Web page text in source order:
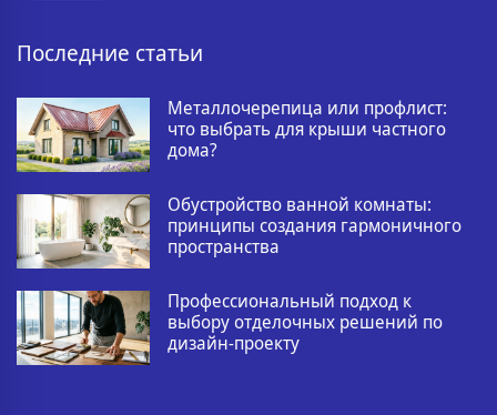
Последние статьи
Металлочерепица или профлист:
что выбрать для крыши частного
дома?
Обустройство ванной комнаты:
принципы создания гармоничного
пространства
Профессиональный подход к
выбору отделочных решений по
дизайн-проекту